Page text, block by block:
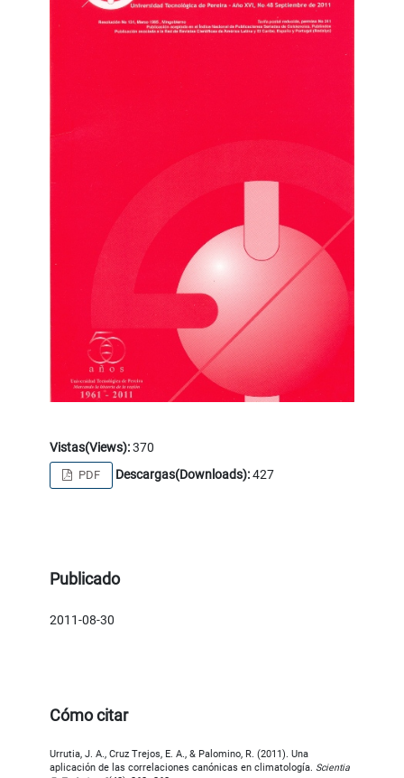
Vistas(Views):370
PDF Descargas(Downloads):427
Publicado
2011-08-30
Cómo citar
Urrutia, J. A., Cruz Trejos, E. A., & Palomino, R. (2011). Una
aplicación de las correlaciones canónicas en climatología. Scientia